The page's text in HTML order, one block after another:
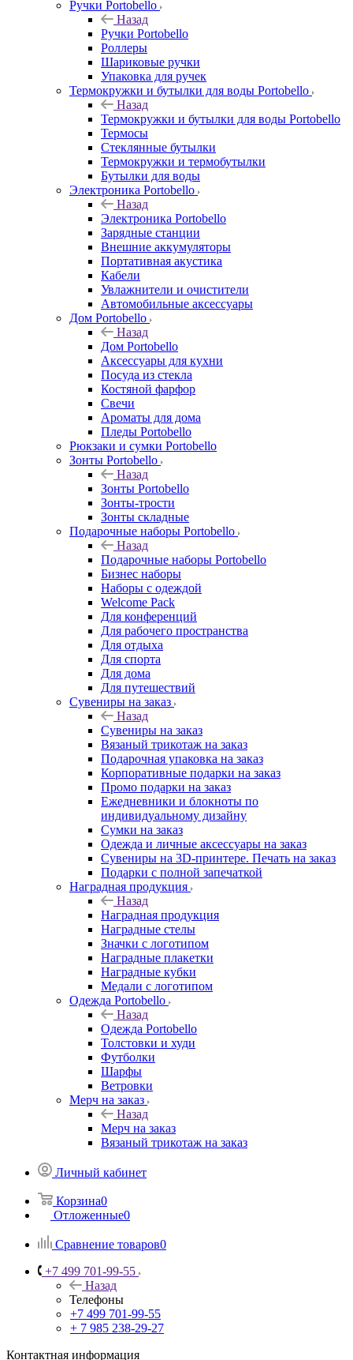
Ручки Portobello
Назад
Ручки Portobello
Роллеры
Шариковые ручки
Упаковка для ручек
Термокружки и бутылки для воды Portobello
Назад
Термокружки и бутылки для воды Portobello
Термосы
Стеклянные бутылки
Термокружки и термобутылки
Бутылки для воды
Электроника Portobello
Назад
Электроника Portobello
Зарядные станции
Внешние аккумуляторы
Портативная акустика
Кабели
Увлажнители и очистители
Автомобильные аксессуары
Дом Portobello
Назад
Дом Portobello
Аксессуары для кухни
Посуда из стекла
Костяной фарфор
Свечи
Ароматы для дома
Пледы Portobello
Рюкзаки и сумки Portobello
Зонты Portobello
Назад
Зонты Portobello
Зонты-трости
Зонты складные
Подарочные наборы Portobello
Назад
Подарочные наборы Portobello
Бизнес наборы
Наборы с одеждой
Welcome Pack
Для конференций
Для рабочего пространства
Для отдыха
Для спорта
Для дома
Для путешествий
Сувениры на заказ
Назад
Сувениры на заказ
Вязаный трикотаж на заказ
Подарочная упаковка на заказ
Корпоративные подарки на заказ
Промо подарки на заказ
Ежедневники и блокноты по
индивидуальному дизайну
Сумки на заказ
Одежда и личные аксессуары на заказ
Сувениры на 3D-принтере. Печать на заказ
Подарки с полной запечаткой
Наградная продукция
Назад
Наградная продукция
Наградные стелы
Значки с логотипом
Наградные плакетки
Наградные кубки
Медали с логотипом
Одежда Portobello
Назад
Одежда Portobello
Толстовки и худи
Футболки
Шарфы
Ветровки
Мерч на заказ
Назад
Мерч на заказ
Вязаный трикотаж на заказ
Личный кабинет
Корзина0
Отложенные0
Сравнение товаров0
+7 499 701-99-55
Назад
Телефоны
+7 499 701-99-55
+ 7 985 238-29-27
Контактная информация